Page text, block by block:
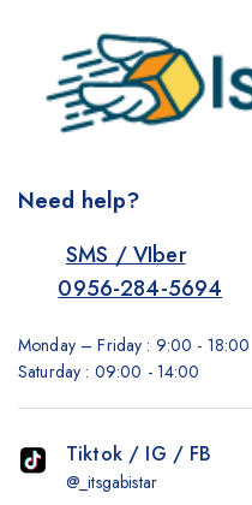
Need help?
SMS / VIber
0956-284-5694
Monday – Friday : 9:00 - 18:00
Saturday : 09:00 - 14:00
Tiktok / IG / FB
@_itsgabistar